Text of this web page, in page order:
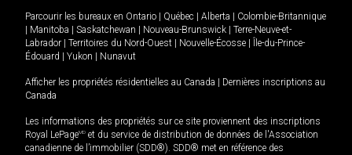
Parcourir les bureaux en Ontario Québec Alberta
Colombie-Britannique
Manitoba Saskatchewan Nouveau-Brunswick
Terre-Neuve-et-
Labrador
Territoires du Nord-Ouest Nouvelle-Écosse
Île-du-Prince-
Édouard
Yukon Nunavut
Afficher les propriétés résidentielles au Canada
Dernières inscriptions au
Canada
Les informations des propriétés sur ce site proviennent des inscriptions
Royal LePageMD et du service de distribution de données de l'Association
canadienne de l’immobilier (SDD®). SDD® met en référence des